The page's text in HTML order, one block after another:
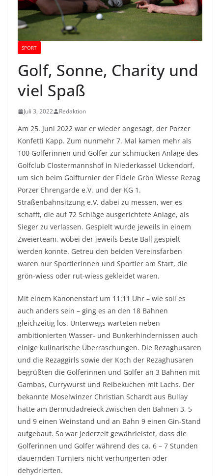
SPORT
Golf, Sonne, Charity und
viel Spaß
Juli 3, 2022 Redaktion
Am 25. Juni 2022 war er wieder angesagt, der Porzer
Konfetti Kapp. Zum nunmehr 7. Mal kamen mehr als
100 Golferinnen und Golfer zur schmucken Anlage des
Golfclub Clostermannshof in Niederkassel Uckendorf,
um sich beim Golfturnier der Fidele Grön Wiesse Rezag
Porzer Ehrengarde e.V. und der KG 1.
Straßenbahnsitzung e.V. dabei zu messen, wer es
schafft, die auf 72 Schläge ausgerichtete Anlage, als
Sieger zu verlassen. Gespielt wurde jeweils in einem
Zweierteam, wobei der jeweils beste Ball gespielt
werden konnte. Getreu den beiden Vereinsfarben
waren nur Sportlerinnen und Sportler am Start, die
grön-wiess oder rut-wiess gekleidet waren.
Mit einem Kanonenstart um 11:11 Uhr – wie soll es
auch anders sein – ging es an den 18 Bahnen
gleichzeitig los. Unterwegs warteten neben
ambitionierten Wasser- und Bunkerhindernissen auch
einige kulinarische Überraschungen. Die Rezaghusaren
und die Rezaggirls sowie der Koch der Rezaghusaren
begrüßten die Golferinnen und Golfer an 3 Bahnen mit
Gambas, Currywurst und Reibekuchen mit Lachs. Der
bekannte Moselwinzer Christian Schardt aus Bullay
hatte am Bermudadreieck zwischen den Bahnen 3, 5
und 9 einen Weinstand und an Bahn 9 einen Gin-Stand
aufgebaut. So war jederzeit gewährleistet, dass die
Golferinnen und Golfer während des ca. 6 – 7 Stunden
dauernden Turniers nicht verhungerten oder
dehydrierten.